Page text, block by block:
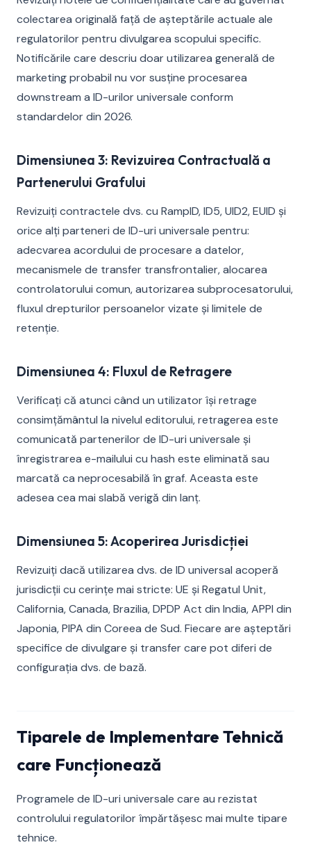
colectarea originală față de așteptările actuale ale
regulatorilor pentru divulgarea scopului specific.
Notificările care descriu doar utilizarea generală de
marketing probabil nu vor susține procesarea
downstream a ID-urilor universale conform
standardelor din 2026.
Dimensiunea 3: Revizuirea Contractuală a
Partenerului Grafului
Revizuiți contractele dvs. cu RampID, ID5, UID2, EUID și
orice alți parteneri de ID-uri universale pentru:
adecvarea acordului de procesare a datelor,
mecanismele de transfer transfrontalier, alocarea
controlatorului comun, autorizarea subprocesatorului,
fluxul drepturilor persoanelor vizate și limitele de
retenție.
Dimensiunea 4: Fluxul de Retragere
Verificați că atunci când un utilizator își retrage
consimțământul la nivelul editorului, retragerea este
comunicată partenerilor de ID-uri universale și
înregistrarea e-mailului cu hash este eliminată sau
marcată ca neprocesabilă în graf. Aceasta este
adesea cea mai slabă verigă din lanț.
Dimensiunea 5: Acoperirea Jurisdicției
Revizuiți dacă utilizarea dvs. de ID universal acoperă
jurisdicții cu cerințe mai stricte: UE și Regatul Unit,
California, Canada, Brazilia, DPDP Act din India, APPI din
Japonia, PIPA din Coreea de Sud. Fiecare are așteptări
specifice de divulgare și transfer care pot diferi de
configurația dvs. de bază.
Tiparele de Implementare Tehnică
care Funcționează
Programele de ID-uri universale care au rezistat
controlului regulatorilor împărtășesc mai multe tipare
tehnice.